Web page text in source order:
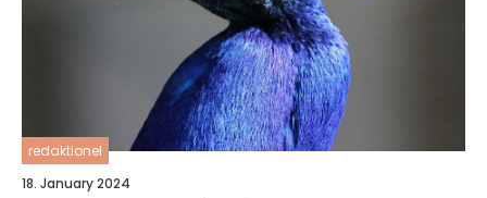
redaktionel
18. January 2024